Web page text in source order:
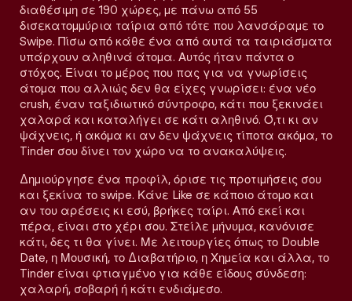
διαθέσιμη σε 190 χώρες, με πάνω από 55
δισεκατομμύρια ταίρια από τότε που λανσάραμε το
Swipe. Πίσω από κάθε ένα από αυτά τα ταιριάσματα
υπάρχουν αληθινά άτομα. Αυτός ήταν πάντα ο
στόχος. Είναι το μέρος που πας για να γνωρίσεις
άτομα που αλλιώς δεν θα είχες γνωρίσει: ένα νέο
crush, έναν ταξιδιωτικό σύντροφο, κάτι που ξεκινάει
χαλαρά και καταλήγει σε κάτι αληθινό. Ό,τι κι αν
ψάχνεις, ή ακόμα κι αν δεν ψάχνεις τίποτα ακόμα, το
Tinder σου δίνει τον χώρο να το ανακαλύψεις.
Δημιούργησε ένα προφίλ, όρισε τις προτιμήσεις σου
και ξεκίνα το swipe. Κάνε Like σε κάποιο άτομο και
αν του αρέσεις κι εσύ, βρήκες ταίρι. Από εκεί και
πέρα, είναι στο χέρι σου. Στείλε μήνυμα, κανόνισε
κάτι, δες τι θα γίνει. Με λειτουργίες όπως το Double
Date, η Μουσική, το Διαβατήριο, η Χημεία και άλλα, το
Tinder είναι φτιαγμένο για κάθε είδους σύνδεση:
χαλαρή, σοβαρή ή κάτι ενδιάμεσο.